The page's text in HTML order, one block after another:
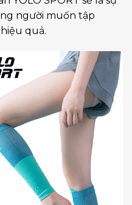
người muốn tập
quả.